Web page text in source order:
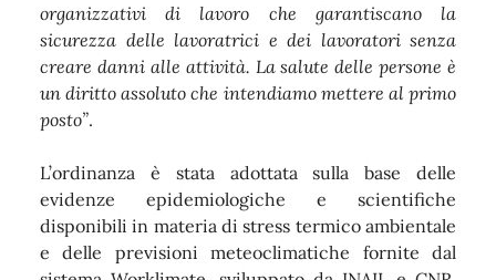
organizzativi di lavoro che garantiscano la
sicurezza delle lavoratrici e dei lavoratori senza
creare danni alle attività. La salute delle persone è
un diritto assoluto che intendiamo mettere al primo
posto”.
L’ordinanza è stata adottata sulla base delle
evidenze epidemiologiche e scientifiche
disponibili in materia di stress termico ambientale
e delle previsioni meteoclimatiche fornite dal